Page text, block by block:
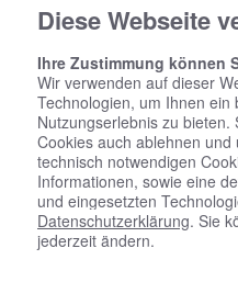
Diese Webseite
Ihre Zustimmung können
Wir verwenden auf dieser
Technologien, um Ihnen ein
Nutzungserlebnis zu
Cookies auch ablehnen
technisch notwendigen
Informationen, sowie eine
und eingesetzten
Datenschutzerklärung. Sie
jederzeit ändern.